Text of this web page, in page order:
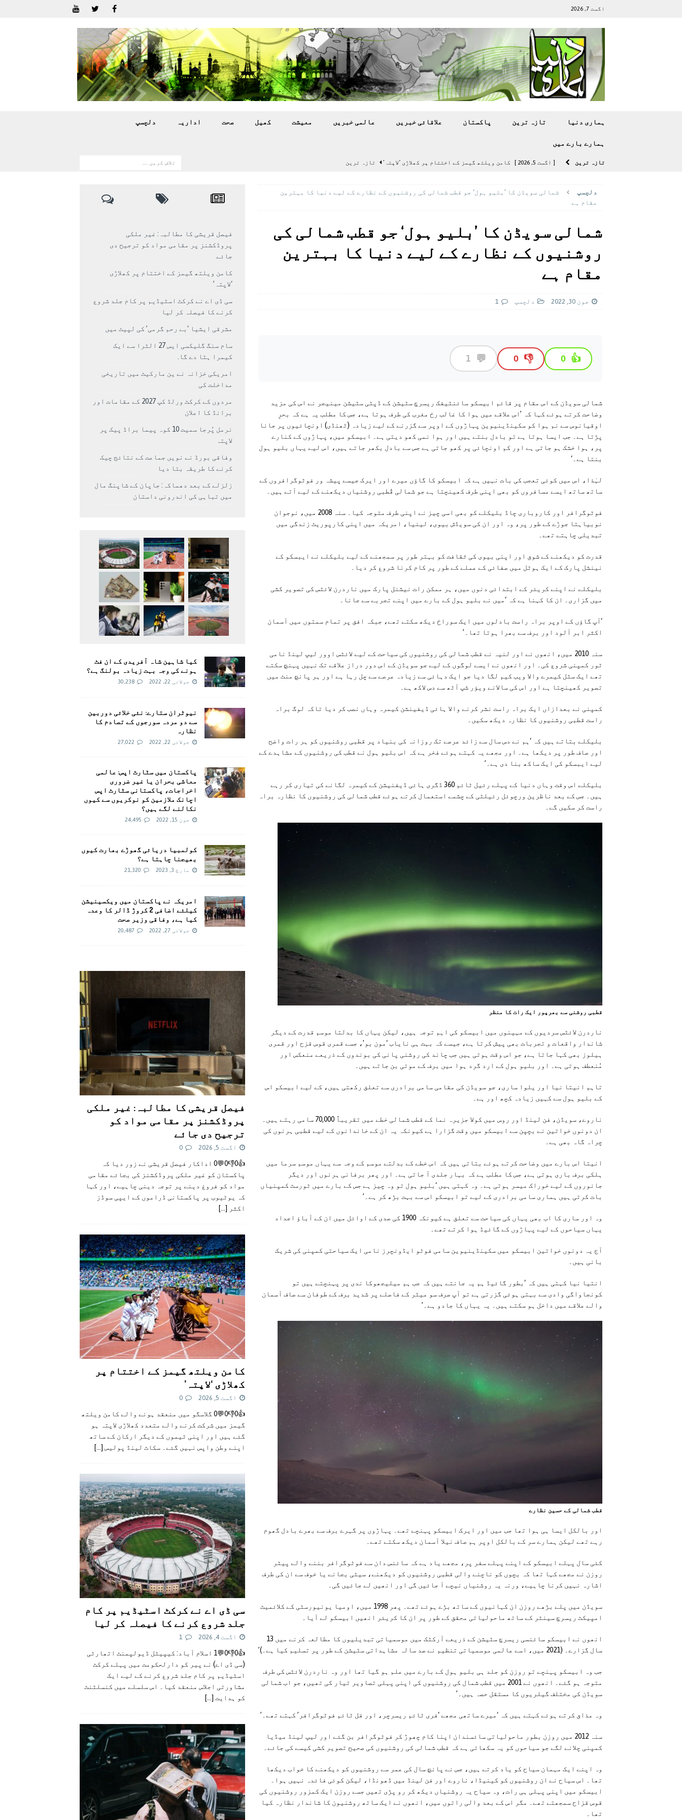
اگست 7, 2026
ہماری دنیا تازہ ترين پاکستان علاقائی خبريں عالمی خبريں معيشت کھيل صحت اداريہ دلچسپ
ہمارے بارے ميں
تازہ ترين [ اگست 5, 2026 ] کامن ویلتھ گیمز کے اختتام پر کھلاڑی ‘لاپتہ’ تازہ ترين
[ اگست 4, 2026 ] مشرقی ایشیا ‘بے رحم گرمی’ کی لپیٹ میں تازہ ترين
فیصل قریشی کا مطالبہ: غیر ملکی پروڈکشنز پر مقامی مواد کو ترجیح دی جائے
پاکستان
دلچسپ
شمالی سویڈن کا ’بلیو ہول‘ جو قطب شمالی کی روشنیوں کے نظارے کے لیے دنیا کا بہترین
مقام ہے
شمالی سویڈن کا ’بلیو ہول‘ جو قطب شمالی کی
روشنیوں کے نظارے کے لیے دنیا کا بہترین
مقام ہے
جون 30, 2022 دلچسپ 1
👍
0
👎
0
💬
1
شمالی سويڈن کے اس مقام پر قائم ابیسکو سائنٹیفک ریسرچ سٹیشن کے ڈپٹی سٹیشن مینیجر نے اس کی مزید
وضاحت کرتے ہوئے کہا کہ ’اس علاقے میں ہوا کا غالب رخ مغرب کی طرف ہوتا ہے، جس کا مطلب یہ ہے کہ بحرِ
اوقیانوس سے نم ہوا کو سکینڈینیوین پہاڑوں کے اوپر سے گزرنے کے لیے زیادہ (ٹھنڈی) اونچائیوں پر جانا
پڑتا ہے۔ جب ایسا ہوتا ہے تو بادل بنتے ہیں اور ہوا نمی کھو دیتی ہے۔ ابیسکو میں، پہاڑوں کے کنارے
پر، ہوا خشک ہو جاتی ہے اور کم اونچائی پر کھو جاتی ہے جس سے بادل بکھر جاتے ہیں، اس لیے یہاں بلیو ہول
بنتا ہے۔‘
لہٰذا، اس میں کوئی تعجب کی بات نہیں ہے کہ ابیسکو کا گاؤں میرے اور ایرک جیسے پیشہ ور فوٹوگرافروں کے
ساتھ ساتھ ایسے مسافروں کو بھی اپنی طرف کھینچتا ہے جو شمالی قُطبی روشنیاں دیکھنے کے لیے آتے ہیں۔
فوٹوگرافر اور کاروباری چاڈ بلیکلے کو بھی اسی چیز نے اپنی طرف متوجہ کیا۔ سنہ 2008 میں، نوجوان
نوبیاہتا جوڑے کے طور پر، وہ اور ان کی سویڈش بیوی، لینیا، امریکہ میں اپنی کارپوریٹ زندگی میں
تبدیلی چاہتے تھے۔
قدرت کو دیکھنے کے شوق اور اپنی بیوی کی ثقافت کو بہتر طور پر سمجھنے کے لیے بلیکلے نے ایبسکو کے
نینشل پارک کے ایک ہوٹل میں صفائی کے عملے کے طور پر کام کرنا شروع کر دیا۔
بلیکلے نے اپنے کریئر کے ابتدائی دنوں میں، ہر ممکن رات نیشنل پارک میں ناردرن لائٹس کی تصویر کشی
میں گزاری۔ ان کا کہنا ہے کہ ‘میں نے بلیو ہول کے بارے میں اپنے تجربے سے جانا۔
‘آپ گاؤں کے اوپر براہ راست بادلوں میں ایک سوراخ دیکھ سکتے تھے، جبکہ افق پر تمام سمتوں میں آسمان
اکثر ابر آلود اور برف سے بھرا ہوتا تھا۔’
سنہ 2010 میں، انھوں نے اور لنیہ نے قطب شمالی کی روشنیوں کی سیاحت کے لیے لائٹس اوور لیپ لینڈ نامی
ٹور کمپنی شروع کی۔ اور انھوں نے ایسے لوگوں کے لیے جو سویڈن کے اس دور دراز علاقے تک نہیں پہنچ سکتے
تھے ایک سٹل کیمرے والا ویب کیم لگا دیا جو ایک دہائی سے زیادہ عرصے سے چل رہا ہے اور ہر پانچ منٹ میں
تصویر کھینچتا ہے اور اس کی سالانے ویؤر شپ آٹھ سے دس لاکھ ہے۔
کمپنی نے بعدازاں ایک براہ راست نشر کرنے والا ہائی ڈیفینشن کیمرہ وہاں نصب کر دیا تاکہ لوگ براہ
راست قطبی روشنیوں کا نظارہ دیکھ سکیں۔
بلیکلے بتاتے ہیں کہ ‘ہم نے دس سال سے زائد عرصے تک روزانہ کی بنیاد پر قطبی روشنیوں کو ہر رات واضح
اور صاف طور پر دیکھا ہے۔ اور مجھے یہ کہتے ہوئے فخر ہے کہ اس بلیو ہول نے قطب کی روشنیوں کے مشاہدے کے
لیے ایبسکو کی ایک ساکھ بنا دی ہے۔’
بلیکلے اس وقت وہاں دنیا کے پہلے رئیل ٹائم 360 ڈگری ہائی ڈیفنیشن کے کیمرہ لگانے کی تیاری کر رہے
ہیں۔ جس کے بعد ناظرین ورچوئل رئیلٹی کے چشمے استعمال کرتے ہوئے قطب شمالی کی روشنیوں کا نظارہ براہ
راست کر سکیں گے۔
قطبی روشنی سے بھرپور ايک رات کا منظر
ناردرن لائٹس سردیوں کے مہینوں میں ابیسکو کی اہم توجہ ہیں، لیکن یہاں کا بدلتا موسم قدرت کے دیگر
شاندار واقعات و تجربات بھی پیش کرتا ہے، جیسے کہ بہت ہی نایاب ‘مون بو’، جسے قمری قوس قزح اور قمری
ہیلوز بھی کہا جاتا ہے، جو اس وقت ہوتی ہیں جب چاند کی روشنی پانی کی بوندوں کے ذریعے منعکس اور
مُنعطف ہوتی ہے۔ اور بلیو ہول کے ارد گرد ہوا میں برف کے موتی بن جاتے ہیں۔
تاہم انیتا نیا اور یلوا ساری، جو سویڈن کی مقامی سامی برادری سے تعلق رکھتی ہیں، کے لیے ابیسکو اس
کے بلیو ہول سے کہیں زیادہ کچھ اور ہے۔
ناروے، سویڈن، فن لینڈ اور روس میں کولا جزیرہ نما کے قطب شمالی خطے میں تقریباً 70,000 سامی رہتے ہیں۔
ان دونوں خواتین نے بچپن سے ابیسکو میں وقت گزارا ہے کیونکہ یہ ان کے خاندانوں کے لیے قطبی ہرنوں کی
چراہ گاہ بھی ہے۔
انیتا اس بارے میں وضاحت کرتے ہوئے بتاتی ہیں کہ اس خطے کے بدلتے موسم کے وجہ سے یہاں موسم سرما میں
ہلکی برف باری ہوتی ہے، جس کا مطلب ہے کہ بہار جلدی آ جاتی ہے۔ اور پھر برفانی ہرنوں اور دیگر
جانوروں کے لیے خوراک میسر ہوتی ہے۔ وہ کہتی ہیں ‘بلیو ہول تو وہ چیز ہے جس کے بارے میں ٹورسٹ کمپنیاں
بات کرتی ہیں ہماری سامی برادری کے لیے تو ابیسکو اس سے بہت بڑھ کر ہے۔’
وہ اور ساری کا اب بھی یہاں کی سیاحت سے تعلق ہے کیونکہ 1900 کی صدی کے اوائل میں ان کے آباؤ اجداد
یہاں سیاحوں کے لیے پہاڑوں کے گائیڈ ہوا کرتے تھے۔
آج یہ دونوں خواتین ابیسکو میں سکینڈینیوین سامی فوٹو ایڈونچرز نامی ایک سیاحتی کمپنی کی شریک
بانی ہیں۔
انتیا نیا کہتی ہیں کہ ‘بطور گائیڈ ہم یہ جانتے ہیں کہ جب ہم میلیجھوکا ندی پر پہنچتے ہیں تو
کونجاواگی وادی سے بہتی ہوئی گزرتی ہے تو آپ صرف سو میٹر کے فاصلے پر شدید برف کے طوفان سے صاف آسمان
والے علاقے میں داخل ہو سکتے ہیں۔ یہ یہاں کا جادو ہے۔’
قطب شمالی کے حسين نظارے
اور بالکل ایسا ہی ہوا تھا جب میں اور ایرک ابیسکو پہنچے تھے۔ پہاڑوں پر گہرے برف سے بھرے بادل گھوم
رہے تھے لیکن ہمارے سر کے بالکل اوپر ہم صاف نیلا آسمان دیکھ سکتے تھے۔
کئی سال پہلے ابیسکو کے اپنے پہلے سفر پر، مجھے یاد ہے کہ سائنس دان سے فوٹوگرافر بننے والے پیٹر
روزن نے مجھے کہا تھا کہ بچوں کو ناچنے والی قطبی روشنیوں کو دیکھنے، سیٹی بجانے یا خوف سے ان کی طرف
اشارہ نہیں کرنا چاہیے، ورنہ یہ روشنیاں نیچے آ جائیں گی اور انھیں لے جائیں گی۔
سویڈن میں پلے بڑھے روزن ان کہانیوں کے ساتھ بڑے ہوئے تھے۔ پھر 1998 میں، اومیا یونیورسٹی کے کلائمیٹ
امپیکٹ ریسرچ سینٹر کے ساتھ ماحولیاتی محقق کے طور پر ان کا کریئر انھیں ابیسکو لے آیا۔
انھوں نے ابیسکو سائنسی ریسرچ سٹیشن کے ذریعے آرکٹک میں موسمیاتی تبدیلیوں کا مطالعہ کرنے میں 13
سال گزارے۔ (2021 میں، اسے عالمی موسمیاتی تنظیم نے صد سالہ مشاہداتی سٹیشن کے طور پر تسلیم کیا ہے۔)’
جب وہ ابیسکو پہنچے تو روزن کو جلد ہی بلیو ہول کے بارے میں علم ہو گیا تھا اور وہ ناردرن لائٹس کی طرف
متوجہ ہو گئے۔ انھوں نے 2001 میں قطب شمال کی روشنیوں کی اپنی پہلی تصاویر تیار کی تھیں، جو اب شمالی
سویڈن کی مختلف گیلریوں کا مستقل حصہ ہیں۔’
وہ مذاق کرتے ہوئے کہتے ہیں کہ ‘میرے ساتھی مجھے ‘فری ٹائم ریسرچر، اور فل ٹائم فوٹوگرافر’ کہتے تھے۔’
سنہ 2012 میں روزن بطور ماحولیاتی سائسندان اپنا کام چھوڑ کر فوٹوگرافر بن گئے اور لیپ لینڈ میڈیا
کمپنی چلانے لگے جو سیاحوں کو یہ سکھاتی ہے کہ قطب شمالی کی روشنیوں کی صحیح تصویر کشی کیسے کی جائے۔
وہ اپنے ایک مہمان سیاح کو یاد کرتے ہیں، جس نے پانچ سال کی عمر سے روشنیوں کو دیکھنے کا خواب دیکھا
تھا۔ اس سیاح نے ان روشنیوں کو کینیڈا، ناروے اور فن لینڈ میں ڈھونڈا، لیکن کوئی فائدہ نہیں ہوا۔
ابیسکو میں اپنی پہلی ہی رات، وہ سیاح یہ روشنیاں دیکھ کر رو پڑی تھیں جسے روزن ایک کمزور روشنیوں کی
قوس قزاح سمجھتے تھے۔ مگر اس کے بعد والی راتوں میں، انھوں نے ایک ساتھ روشنیون کا شاندار نظارہ کیا
تھا۔
فیصل قریشی کا مطالبہ: غیر ملکی
پروڈکشنز پر مقامی مواد کو ترجیح دی
جائے
کامن ویلتھ گیمز کے اختتام پر کھلاڑی
‘لاپتہ’
سی ڈی اے نے کرکٹ اسٹیڈیم پر کام جلد شروع
کرنے کا فیصلہ کر لیا
مشرقی ایشیا ‘بے رحم گرمی’ کی لپیٹ میں
سام سنگ گلیکسی ایس 27 الٹرا سے ایک
کیمرا ہٹا دے گا.
امریکی خزانہ نے ین مارکیٹ میں تاریخی
مداخلت کی
مردوں کے کرکٹ ورلڈ کپ 2027 کے مقامات اور
برانڈ کا اعلان
نرمل پُرجا سمیت 10 کوہ پیما براڈ پیک پر
لاپتہ
وفاقی بورڈ نے نویں جماعت کے نتائج چیک
کرنے کا طریقہ بتا دیا
زلزلے کے بعد دھماکہ: جاپان کے شاپنگ مال
میں تباہی کی اندرونی داستان
کیا شاہین شاہ آفریدی کے ان فٹ
ہونے کی وجہ بہت زیادہ بولنگ ہے؟
جولائی 22, 2022 30,238
نیوٹران ستارے: نئی خلائی دوربین
سے دو مردہ سورجوں کے تصادم کا
نظارہ
جولائی 22, 2022 27,022
پاکستان میں سٹارٹ اپس: عالمی
معاشی بحران یا غیر ضروری
اخراجات، پاکستانی سٹارٹ اپس
اچانک ملازمین کو نوکریوں سے کیوں
نکالنے لگے ہیں؟
جون 15, 2022 24,495
کولمبیا دریائی گھوڑے بھارت کیوں
بھیجنا چاہتا ہے؟
مارچ 3, 2023 21,320
امريکہ نے پاکستان میں ویکسینیشن
کیلئے اضافی 2 کروڑ ڈالر کا وعدہ
کیا ہے، وفاقی وزیر صحت
جولائی 27, 2022 20,487
فیصل قریشی کا مطالبہ: غیر ملکی
پروڈکشنز پر مقامی مواد کو
ترجیح دی جائے
اگست 5, 2026 0
👍0👎0💬0 اداکار فیصل قریشی نے زور دیا کہ
پاکستان کو غیر ملکی پروڈکشنز کی بجائے مقامی
مواد کو فروغ دینے پر توجہ دینی چاہیے، اور کہا
کہ یوٹیوب پر پاکستانی ڈراموں کے ایپی سوڈز
اکثر
[...]
کامن ویلتھ گیمز کے اختتام پر
کھلاڑی ‘لاپتہ’
اگست 5, 2026 0
👍0👎0💬0 گلاسگو میں منعقد ہونے والے کامن ویلتھ
گیمز میں شرکت کرنے والے متعدد کھلاڑی لاپتہ ہو
گئے ہیں اور اپنی ٹیموں کے دیگر ارکان کے ساتھ
اپنے وطن واپس نہیں گئے۔ سکاٹ لینڈ پولیس [...]
سی ڈی اے نے کرکٹ اسٹیڈیم پر کام
جلد شروع کرنے کا فیصلہ کر لیا
اگست 4, 2026 1
👍0👎0💬1 اسلام آباد: کیپیٹل ڈیولپمنٹ اتھارٹی
(سی ڈی اے) نے پیر کو دارلحکومت میں پہلے کرکٹ
اسٹیڈیم پر کام جلد شروع کرنے کے لیے ایک
مشاورتی اجلاس منعقد کیا۔ اس سلسلے میں کنسلٹنٹ
کو ہدایت [...]